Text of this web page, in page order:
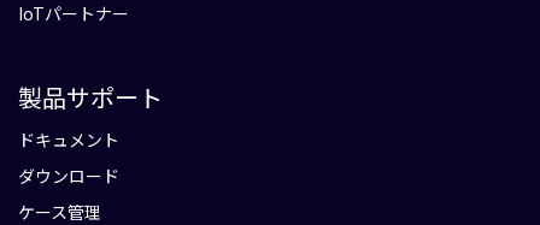
IoTパートナー
製品サポート
ドキュメント
ダウンロード
ケース管理